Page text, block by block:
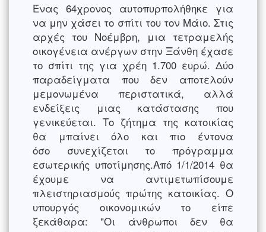
Ένας 64χρονος αυτοπυρπολήθηκε για
να μην χάσει το σπίτι του τον Μάιο. Στις
αρχές του Νοέμβρη, μια τετραμελής
οικογένεια ανέργων στην Ξάνθη έχασε
το σπίτι της για χρέη 1.700 ευρώ. Δύο
παραδείγματα που δεν αποτελούν
μεμονωμένα περιστατικά, αλλά
ενδείξεις μιας κατάστασης που
γενικεύεται. Το ζήτημα της κατοικίας
θα μπαίνει όλο και πιο έντονα
όσο συνεχίζεται το πρόγραμμα
εσωτερικής υποτίμησης.Από 1/1/2014 θα
έχουμε να αντιμετωπίσουμε
πλειστηριασμούς πρώτης κατοικίας. Ο
υπουργός οικονομικών το είπε
ξεκάθαρα: "Οι άνθρωποι δεν θα